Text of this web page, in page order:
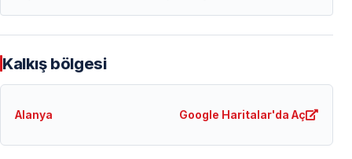
Evet. Tur aile dostudur ve çocuklu aileler tarafından
sıklıkla tercih edilir.
Islanır mıyız?
Evet. Su savaşları ve Dim Irmağı molası nedeniyle
Kalkış bölgesi
Alanya Google Haritalar'da Aç